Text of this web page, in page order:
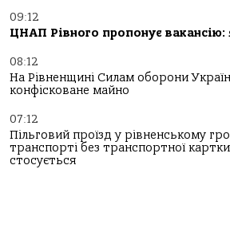
09:12
ЦНАП Рівного пропонує вакансію:
08:12
На Рівненщині Силам оборони
конфісковане майно
07:12
Пільговий проїзд у рівненському
транспорті без транспортної
стосується